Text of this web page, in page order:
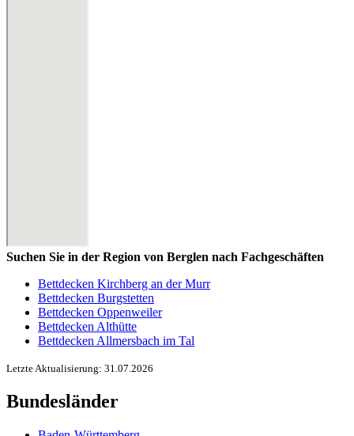
Suchen Sie in der Region von Berglen nach Fachgeschäften
Bettdecken Kirchberg an der Murr
Bettdecken Burgstetten
Bettdecken Oppenweiler
Bettdecken Althütte
Bettdecken Allmersbach im Tal
Letzte Aktualisierung: 31.07.2026
Bundesländer